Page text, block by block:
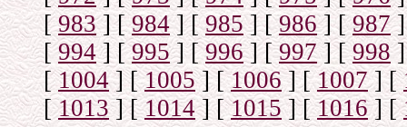
[983] [984] [985] [986] [987]
[994] [995] [996] [997] [998]
[1004] [1005] [1006] [1007] [
[1013] [1014] [1015] [1016] [